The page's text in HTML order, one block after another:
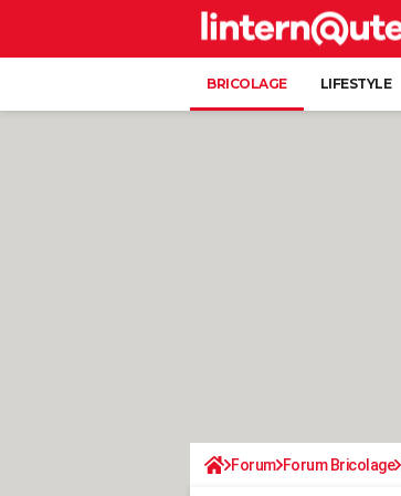
BRICOLAGE LIFESTYLE
Forum Forum Bricolage